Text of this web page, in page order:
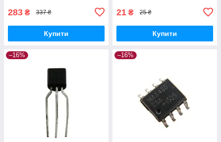
283 ₴ 337 ₴
Купити
21 ₴ 25 ₴
Купити
–16% –16%